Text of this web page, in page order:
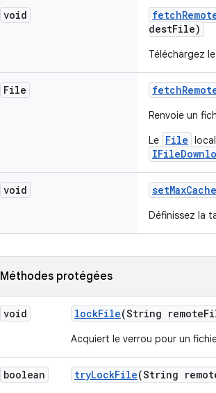
void fetch
destFile)
Téléchargez
File fetch
Renvoie un
Le File
void setMaxCache
Définissez la
Méthodes protégées
void lockFile(String remote
Acquiert le verrou pour un
boolean tryLockFile(String